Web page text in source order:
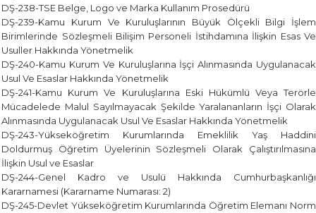
DŞ-238-TSE Belge, Logo ve Marka Kullanım Prosedürü
DŞ-239-Kamu Kurum Ve Kuruluşlarının Büyük Ölçekli Bilgi İşlem
Birimlerinde Sözleşmeli Bilişim Personeli İstihdamına İlişkin Esas Ve
Usuller Hakkında Yönetmelik
DŞ-240-Kamu Kurum Ve Kuruluşlarına İşçi Alınmasında Uygulanacak
Usul Ve Esaslar Hakkında Yönetmelik
DŞ-241-Kamu Kurum Ve Kuruluşlarına Eski Hükümlü Veya Terörle
Mücadelede Malul Sayılmayacak Şekilde Yaralananların İşçi Olarak
Alınmasında Uygulanacak Usul Ve Esaslar Hakkında Yönetmelik
DŞ-243-Yükseköğretim Kurumlarında Emeklilik Yaş Haddini
Doldurmuş Öğretim Üyelerinin Sözleşmeli Olarak Çalıştırılmasına
İlişkin Usul ve Esaslar
DŞ-244-Genel Kadro ve Usulü Hakkında Cumhurbaşkanlığı
Kararnamesi (Kararname Numarası: 2)
DŞ-245-Devlet Yükseköğretim Kurumlarında Öğretim Elemanı Norm